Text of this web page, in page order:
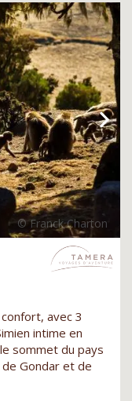
avec 3
intime en
sommet du pays
Gondar et de